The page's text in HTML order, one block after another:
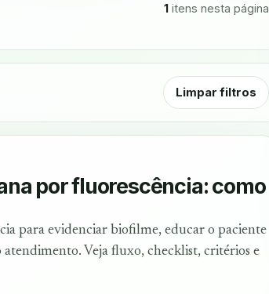
1 itens nesta página
Limpar filtros
por fluorescência: como
para evidenciar biofilme, educar o paciente
Veja fluxo, checklist, critérios e